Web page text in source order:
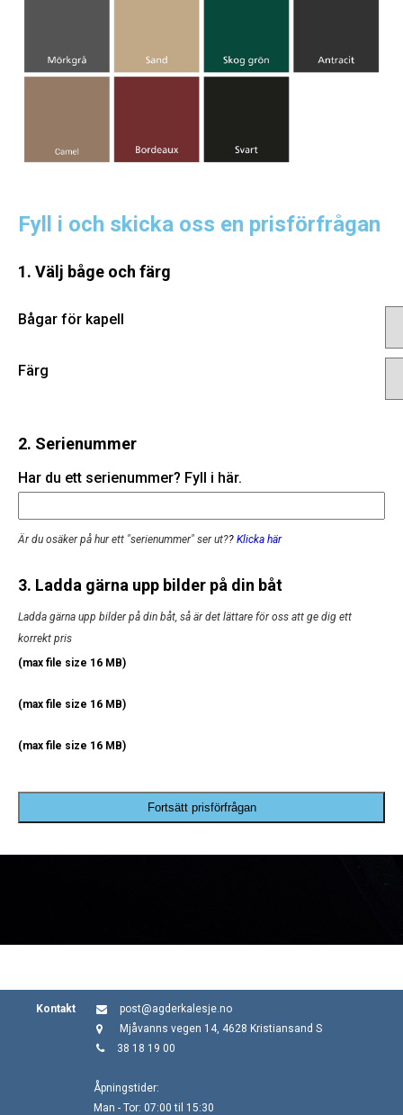
Fyll i och skicka oss en prisförfrågan
1. Välj båge och färg
Bågar för kapell
Färg
2. Serienummer
Har du ett serienummer? Fyll i här.
Är du osäker på hur ett "serienummer" ser ut?? Klicka här
3. Ladda gärna upp bilder på din båt
Ladda gärna upp bilder på din båt, så är det lättare för oss att ge dig ett
korrekt pris
(max file size 16 MB)
(max file size 16 MB)
(max file size 16 MB)
Fortsätt prisförfrågan
Kontakt
post@agderkalesje.no
Mjåvanns vegen 14, 4628 Kristiansand S
38 18 19 00
Åpningstider:
Man - Tor: 07:00 til 15:30